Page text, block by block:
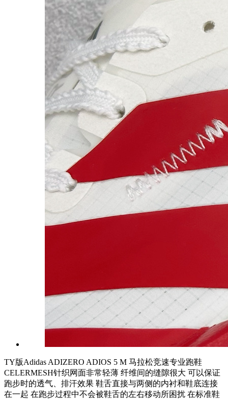
TY版Adidas ADIZERO ADIOS 5 M 马拉松竞速专业跑鞋
CELERMESH针织网面非常轻薄 纤维间的缝隙很大 可以保证
跑步时的透气、排汗效果 鞋舌直接与两侧的内衬和鞋底连接
在一起 在跑步过程中不会被鞋舌的左右移动所困扰 在标准鞋